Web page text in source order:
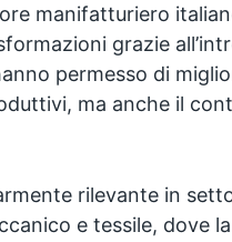
manifatturiero
grazie
permesso di
ma anche il
rilevante in
e tessile, dove